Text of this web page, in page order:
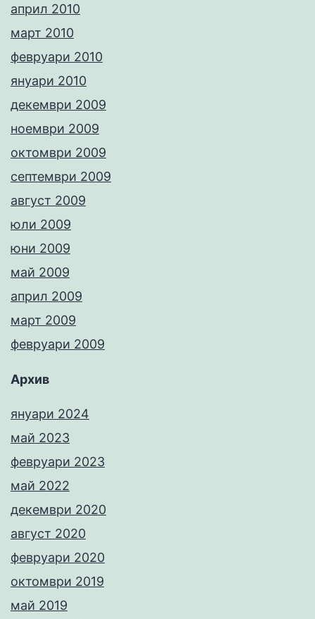
април 2010
март 2010
февруари 2010
януари 2010
декември 2009
ноември 2009
октомври 2009
септември 2009
август 2009
юли 2009
юни 2009
май 2009
април 2009
март 2009
февруари 2009
Архив
януари 2024
май 2023
февруари 2023
май 2022
декември 2020
август 2020
февруари 2020
октомври 2019
май 2019